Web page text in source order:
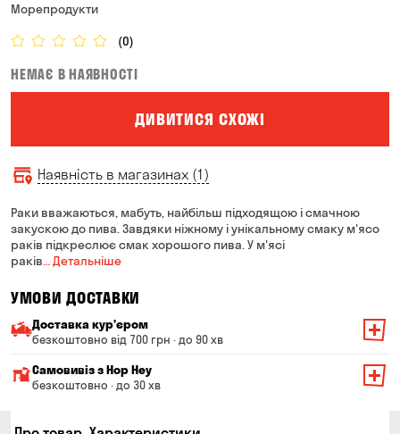
Морепродукти
(0)
НЕМАЄ В НАЯВНОСТІ
ДИВИТИСЯ СХОЖІ
Наявність в магазинах (1)
Раки вважаються, мабуть, найбільш підходящою і смачною
закускою до пива. Завдяки ніжному і унікальному смаку м'ясо
раків підкреслює смак хорошого пива. У м'ясі
раків… Детальніше
УМОВИ ДОСТАВКИ
Доставка курʼєром
безкоштовно від 700 грн · до 90 хв
Мінімальна сума всього замовлення — 200 грн
Вартість доставки залежить від суми всього замовлення:
Самовивіз з Hop Hey
безкоштовно · до 30 хв